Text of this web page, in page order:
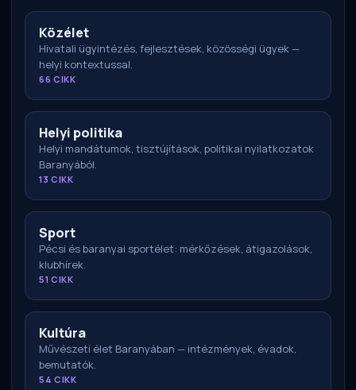
Közélet
Hivatali ügyintézés, fejlesztések, közösségi ügyek —
helyi kontextussal.
66 CIKK
Helyi politika
Helyi mandátumok, tisztújítások, politikai nyilatkozatok
Baranyából.
13 CIKK
Sport
Pécsi és baranyai sportélet: mérkőzések, átigazolások,
klubhírek.
51 CIKK
Kultúra
Művészeti élet Baranyában — intézmények, évadok,
bemutatók.
54 CIKK